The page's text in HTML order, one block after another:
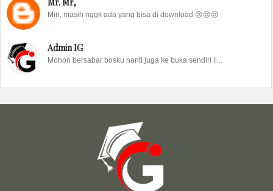
Min, masih nggk ada yang bisa di download 😢😢😢
Admin IG
Mohon bersabar bosku nanti juga ke buka sendiri li...